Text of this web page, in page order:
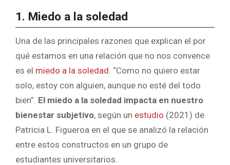
1. Miedo a la soledad
Una de las principales razones que explican el por
qué estamos en una relación que no nos convence
es el miedo a la soledad . “Como no quiero estar
solo, estoy con alguien, aunque no esté del todo
bien”. El miedo a la soledad impacta en nuestro
bienestar subjetivo, según un estudio (2021) de
Patricia L. Figueroa en el que se analizó la relación
entre estos constructos en un grupo de
estudiantes universitarios.